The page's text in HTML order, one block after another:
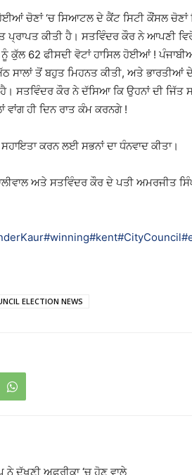
ਚੋਣਾਂ ‘ਚ ਸਿਆਟਲ ਦੇ ਕੈਂਟ ਸਿਟੀ ਕੌਂਸਲ ਚੋਣਾਂ
ਪ੍ਰਾਪਤ ਕੀਤੀ ਹੈ। ਸਤਵਿੰਦਰ ਕੌਰ ਨੇ ਆਪਣੀ
ਕੁੱਲ 62 ਫੀਸਦੀ ਵੋਟਾਂ ਹਾਸਿਲ ਹੋਈਆਂ !
ਸਾਲਾਂ ਤੋਂ ਬਹੁਤ ਮਿਹਨਤ ਕੀਤੀ, ਅਤੇ ਭਾਰਤੀਆਂ
ਸਤਵਿੰਦਰ ਕੌਰ ਨੇ ਦੱਸਿਆ ਕਿ ਉਹਨਾਂ ਦੀ ਜਿੱਤ
ਵਾਂਗ ਹੀ ਦਿਨ ਰਾਤ ਕੰਮ ਕਰਨਗੇ !
ਕਰਨ ਲਈ ਸਭਨਾਂ ਦਾ ਧੰਨਵਾਦ ਕੀਤਾ।
ਅਤੇ ਸਤਵਿੰਦਰ ਕੌਰ ਦੇ ਪਤੀ ਅਮਰਜੀਤ
#winning#kent#CityCouncil
ELECTION NEWS
ਨੇ ਦੱਖਣੀ ਅਫ਼ਰੀਕਾ ‘ਚ ਹੋਣ ਵਾਲੇ